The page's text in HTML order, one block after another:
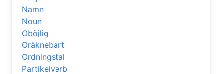
Namn
Noun
Oböjlig
Oräknebart
Ordningstal
Partikelverb